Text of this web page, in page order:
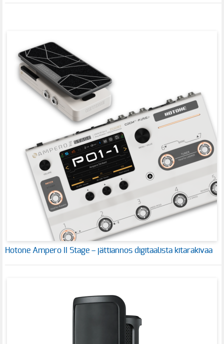
Hotone Ampero II Stage – jättiannos digitaalista kitarakivaa